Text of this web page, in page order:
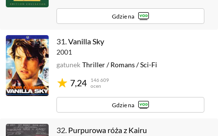
Gdzie na
31.Vanilla Sky
2001
7,24
146 609
ocen
gatunek Thriller/Romans/Sci-Fi
Gdzie na
32. Purpurowa róża z Kairu